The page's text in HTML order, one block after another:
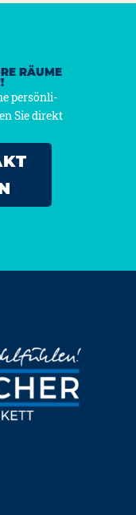
RÄUME
per­sön­li­
Sie direkt